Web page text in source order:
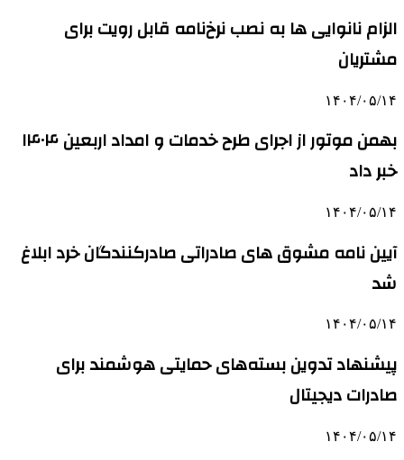
الزام نانوایی ها به نصب نرخ‌نامه قابل رویت برای
مشتریان
۱۴۰۴/۰۵/۱۴
بهمن موتور از اجرای طرح خدمات و امداد اربعین ۱۴۰۴
خبر داد
۱۴۰۴/۰۵/۱۴
آیین نامه مشوق های صادراتی صادرکنندگان خرد ابلاغ
شد
۱۴۰۴/۰۵/۱۴
پیشنهاد تدوین بسته‌های حمایتی هوشمند برای
صادرات دیجیتال
۱۴۰۴/۰۵/۱۴